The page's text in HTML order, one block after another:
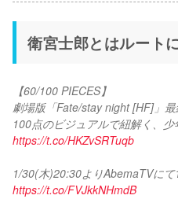
衛宮士郎とはルート
【60/100 PIECES】
劇場版「Fate/stay night [HF]」
100点のビジュアルで紐解く、少
https://t.co/HKZvSRTuqb
1/30(木)20:30よりAbemaTVに
https://t.co/FVJkkNHmdB